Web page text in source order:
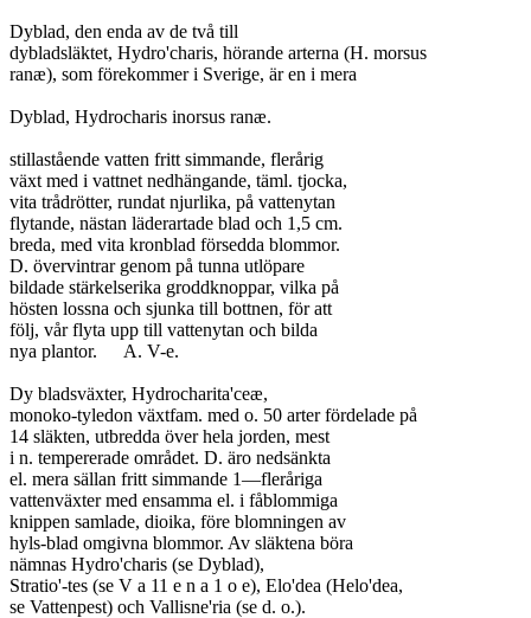
Dyblad, den enda av de två till
dybladsläktet, Hydro'charis, hörande arterna (H. morsus
ranæ), som förekommer i Sverige, är en i mera
Dyblad, Hydrocharis inorsus ranæ.
stillastående vatten fritt simmande, flerårig
växt med i vattnet nedhängande, täml. tjocka,
vita trådrötter, rundat njurlika, på vattenytan
flytande, nästan läderartade blad och 1,5 cm.
breda, med vita kronblad försedda blommor.
D. övervintrar genom på tunna utlöpare
bildade stärkelserika groddknoppar, vilka på
hösten lossna och sjunka till bottnen, för att
följ, vår flyta upp till vattenytan och bilda
nya plantor.	A. V-e.
Dy bladsväxter, Hydrocharita'ceæ,
monoko-tyledon växtfam. med o. 50 arter fördelade på
14 släkten, utbredda över hela jorden, mest
i n. tempererade området. D. äro nedsänkta
el. mera sällan fritt simmande 1—fleråriga
vattenväxter med ensamma el. i fåblommiga
knippen samlade, dioika, före blomningen av
hyls-blad omgivna blommor. Av släktena böra
nämnas Hydro'charis (se Dyblad),
Stratio'-tes (se V a 11 e n a 1 o e), Elo'dea (Helo'dea,
se Vattenpest) och Vallisne'ria (se d. o.).